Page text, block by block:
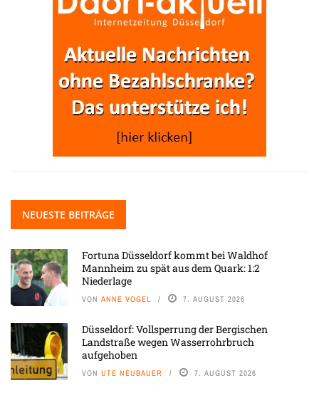
NEUESTE BEITRÄGE
Fortuna Düsseldorf kommt bei Waldhof
Mannheim zu spät aus dem Quark: 1:2
Niederlage
VON ANNE VOGEL 7. AUGUST 2026
Düsseldorf: Vollsperrung der Bergischen
Landstraße wegen Wasserrohrbruch
aufgehoben
VON UTE NEUBAUER 7. AUGUST 2026